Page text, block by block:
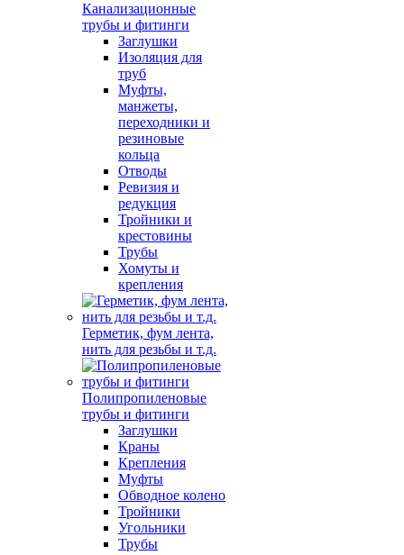
Канализационные
трубы и фитинги
Заглушки
Изоляция для
труб
Муфты,
манжеты,
переходники и
резиновые
кольца
Отводы
Ревизия и
редукция
Тройники и
крестовины
Трубы
Хомуты и
крепления
Герметик, фум лента,
нить для резьбы и т.д.
Полипропиленовые
трубы и фитинги
Заглушки
Краны
Крепления
Муфты
Обводное колено
Тройники
Угольники
Трубы